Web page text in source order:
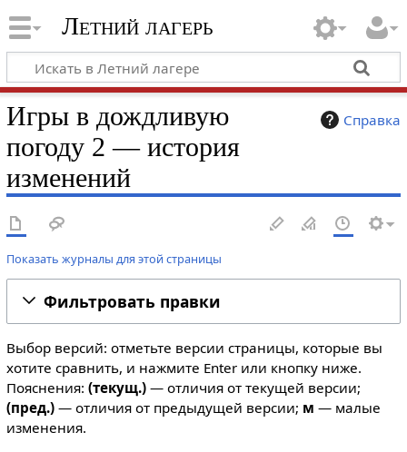
Летний лагерь
Справка
Игры в дождливую
погоду 2 — история
изменений
Показать журналы для этой страницы
Фильтровать правки
Выбор версий: отметьте версии страницы, которые вы
хотите сравнить, и нажмите Enter или кнопку ниже.
Пояснения: (текущ.)— отличия от текущей версии;
(пред.)— отличия от предыдущей версии; м — малые
изменения.